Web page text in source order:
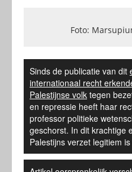
Foto:
Sinds de publicatie van dit
internationaal recht
Palestijnse volk tegen
en repressie heeft haar
professor politieke
geschorst. In dit krachtige
Palestijns verzet legitiem